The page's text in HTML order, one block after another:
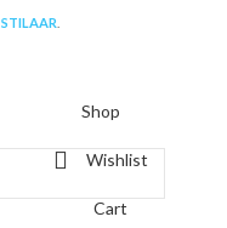
STILAAR
Shop
Wishlist
Cart